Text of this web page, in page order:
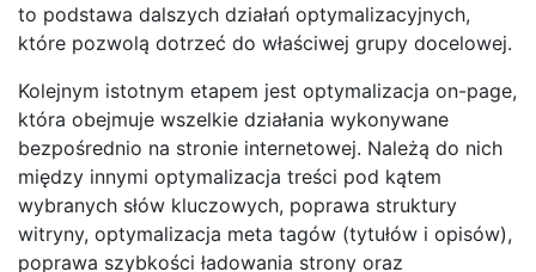
to podstawa dalszych działań optymalizacyjnych,
które pozwolą dotrzeć do właściwej grupy docelowej.
Kolejnym istotnym etapem jest optymalizacja on-page,
która obejmuje wszelkie działania wykonywane
bezpośrednio na stronie internetowej. Należą do nich
między innymi optymalizacja treści pod kątem
wybranych słów kluczowych, poprawa struktury
witryny, optymalizacja meta tagów (tytułów i opisów),
poprawa szybkości ładowania strony oraz